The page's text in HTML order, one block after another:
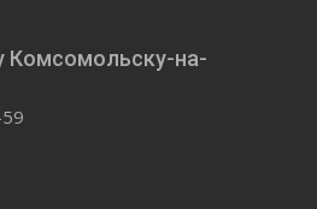
Комсомольску-на-